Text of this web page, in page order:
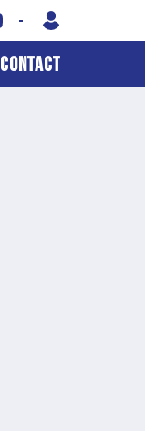
Contact